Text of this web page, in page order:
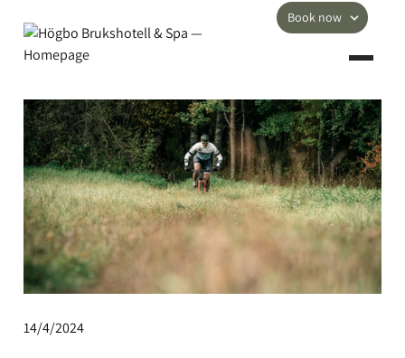
Book now
14/4/2024